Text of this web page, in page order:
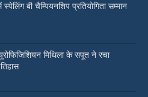
बी चैम्पियनशिप प्रतियोगिता सम्मान
मिथिला के सपूत ने रचा